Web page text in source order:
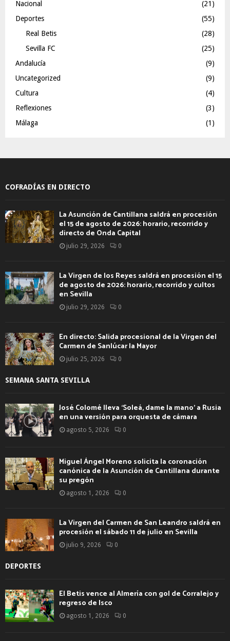
Nacional
(21)
Deportes
(55)
Real Betis
(28)
Sevilla FC
(25)
Andalucía
(9)
Uncategorized
(9)
Cultura
(4)
Reflexiones
(3)
Málaga
(1)
COFRADÍAS EN DIRECTO
La Asunción de Cantillana saldrá en procesión
el 15 de agosto de 2026: horario, recorrido y
directo de Onda Capital
julio 29, 2026 0
La Virgen de los Reyes saldrá en procesión el 15
de agosto de 2026: horario, recorrido y cultos
en Sevilla
julio 29, 2026 0
En directo: Salida procesional de la Virgen del
Carmen de Sanlúcar la Mayor
julio 25, 2026 0
SEMANA SANTA SEVILLA
José Colomé lleva ‘Soleá, dame la mano’ a Rusia
en una versión para orquesta de cámara
agosto 5, 2026 0
Miguel Ángel Moreno solicita la coronación
canónica de la Asunción de Cantillana durante
su pregón
agosto 1, 2026 0
La Virgen del Carmen de San Leandro saldrá en
procesión el sábado 11 de julio en Sevilla
julio 9, 2026 0
DEPORTES
El Betis vence al Almería con gol de Corralejo y
regreso de Isco
agosto 1, 2026 0